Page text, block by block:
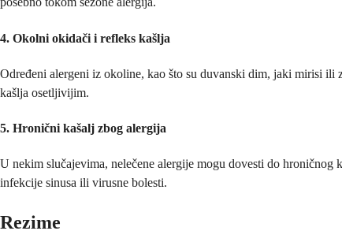
4. Okolni okidači i refleks kašlja
Određeni alergeni iz okoline, kao što su duvanski dim, jaki mirisi
kašlja osetljivijim.
5. Hronični kašalj zbog alergija
U nekim slučajevima, nelečene alergije mogu dovesti do hroničnog
infekcije sinusa ili virusne bolesti.
Rezime